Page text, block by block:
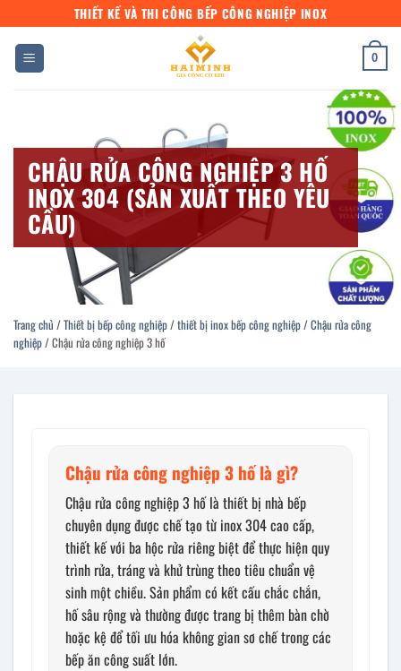
qua
dung
THIẾT KẾ VÀ THI CÔNG BẾP CÔNG NGHIỆP INOX
0
CHẬU RỬA CÔNG NGHIỆP 3 HỐ
INOX 304 (SẢN XUẤT THEO YÊU
CẦU)
Trang chủ /Thiết bị bếp công nghiệp/thiết bị inox bếp công nghiệp/Chậu rửa công
nghiệp/Chậu rửa công nghiệp 3 hố
Chậu rửa công nghiệp 3 hố là gì?
Chậu rửa công nghiệp 3 hố là thiết bị nhà bếp
chuyên dụng được chế tạo từ inox 304 cao cấp,
thiết kế với ba hộc rửa riêng biệt để thực hiện quy
trình rửa, tráng và khử trùng theo tiêu chuẩn vệ
sinh một chiều. Sản phẩm có kết cấu chắc chắn,
hố sâu rộng và thường được trang bị thêm bàn chờ
hoặc kệ để tối ưu hóa không gian sơ chế trong các
bếp ăn công suất lớn.